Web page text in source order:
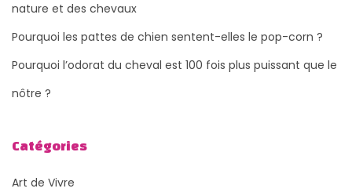
e
v
a
nature et des chevaux
Pourquoi les pattes de chien sentent-elles le pop-corn ?
Pourquoi l’odorat du cheval est 100 fois plus puissant que le
nôtre ?
Catégories
Art de Vivre